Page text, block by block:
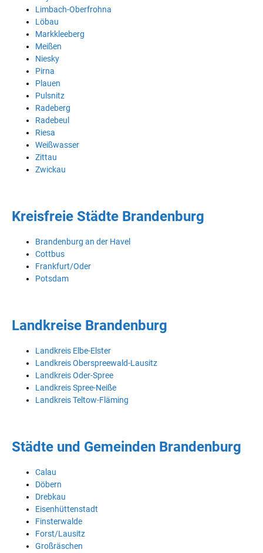
Limbach-Oberfrohna
Löbau
Markkleeberg
Meißen
Niesky
Pirna
Plauen
Pulsnitz
Radeberg
Radebeul
Riesa
Weißwasser
Zittau
Zwickau
Kreisfreie Städte Brandenburg
Brandenburg an der Havel
Cottbus
Frankfurt/Oder
Potsdam
Landkreise Brandenburg
Landkreis Elbe-Elster
Landkreis Oberspreewald-Lausitz
Landkreis Oder-Spree
Landkreis Spree-Neiße
Landkreis Teltow-Fläming
Städte und Gemeinden Brandenburg
Calau
Döbern
Drebkau
Eisenhüttenstadt
Finsterwalde
Forst/Lausitz
Großräschen